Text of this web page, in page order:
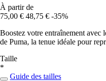
À partir de
75,00 € 48,75 € -35%
Boostez votre entraînement avec
de Puma, la tenue idéale pour
Taille
*
Guide des tailles